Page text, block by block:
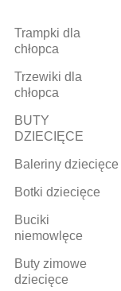
Trampki dla
chłopca
Trzewiki dla
chłopca
BUTY
DZIECIĘCE
Baleriny dziecięce
Botki dziecięce
Buciki
niemowlęce
Buty zimowe
dziecięce